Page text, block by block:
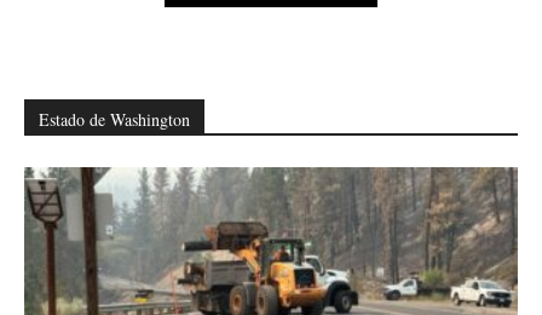
Estado de Washington